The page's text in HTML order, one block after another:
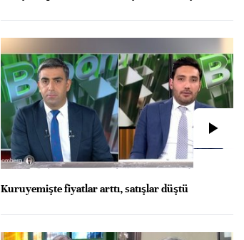
Kuruyemişte fiyatlar arttı, satışlar düştü